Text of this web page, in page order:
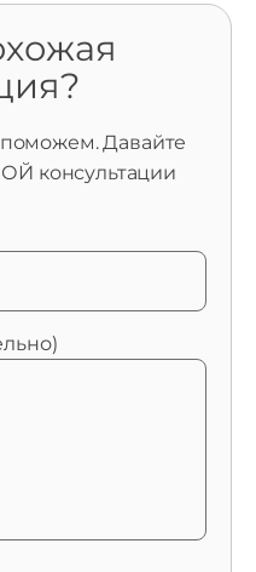
Давайте
консультации